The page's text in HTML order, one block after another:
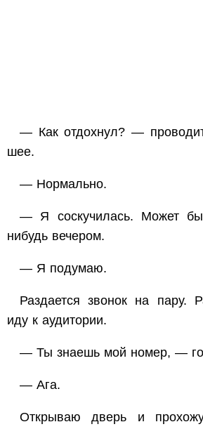
— Как отдохнул? —
шее.
— Нормально.
— Я соскучилась. Может
нибудь вечером.
— Я подумаю.
Раздается звонок на пару.
иду к аудитории.
— Ты знаешь мой номер, —
— Ага.
Открываю дверь и